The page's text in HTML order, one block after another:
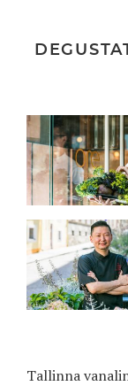
Tallinna